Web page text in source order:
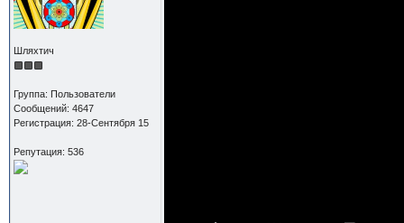
Шляхтич
Группа: Пользователи
Сообщений: 4647
Регистрация: 28-Сентября 15
Репутация: 536